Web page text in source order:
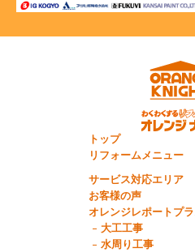
トップ
リフォームメニュー
サービス対応エリア
お客様の声
オレンジレポートプラ
大工工事
水周り工事